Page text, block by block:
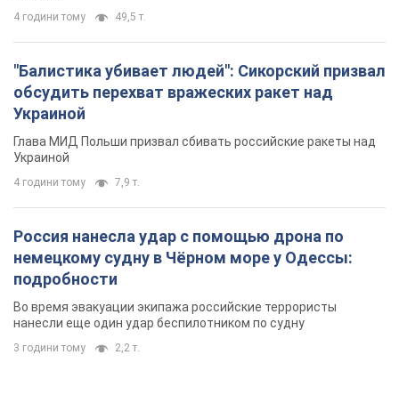
немецкому судну в Чёрном море у Одессы:
нанесли еще один удар беспилотником по судну
3 години тому 2,2 т.